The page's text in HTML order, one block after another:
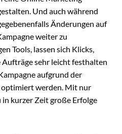
Und auch während
Änderungen auf
weiter zu
Tools, lassen sich Klicks,
sehr leicht festhalten
aufgrund der
optimiert werden. Mit nur
kurzer Zeit große Erfolge